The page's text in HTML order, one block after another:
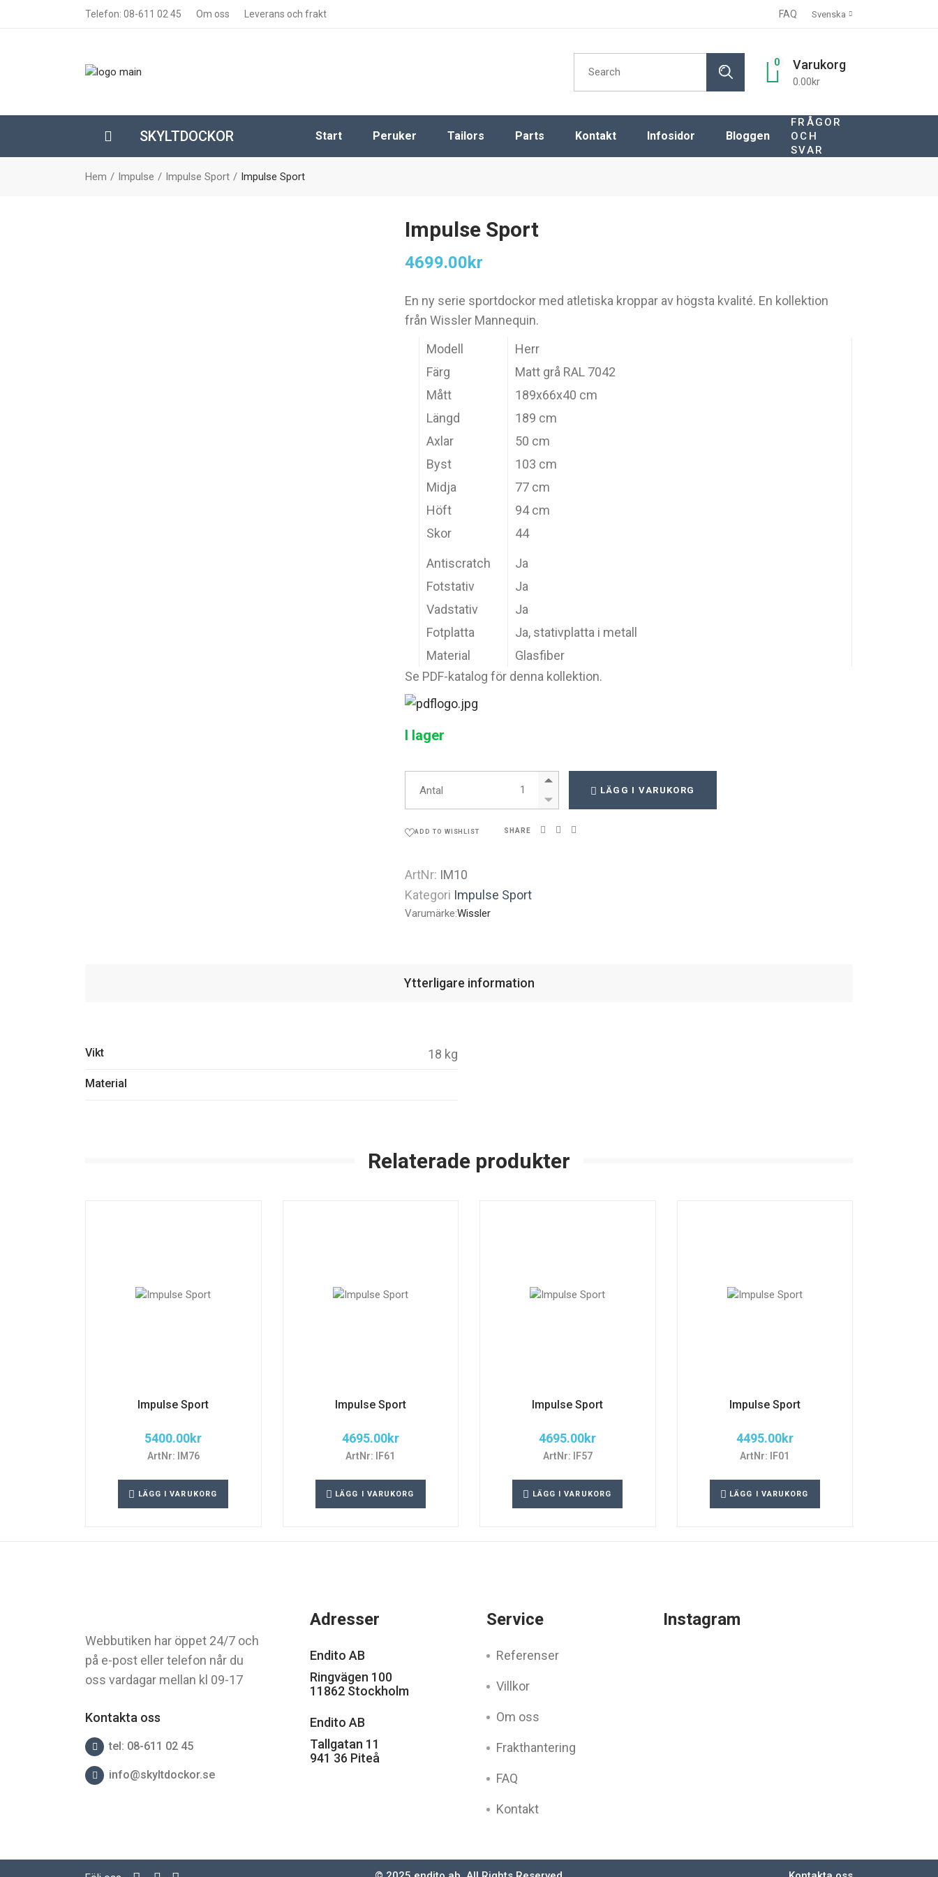
Telefon: 08-611 02 45 Om oss Leverans och frakt FAQ Svenska
Search
for:
0 Varukorg
0.00kr
SKYLTDOCKOR Start Peruker Tailors Parts
Magic Parts
Kontakt Infosidor Bloggen
FRÅGOR
OCH
SVAR
Hem Impulse Impulse Sport Impulse Sport
Impulse Sport
4699.00kr
En ny serie sportdockor med atletiska kroppar av högsta kvalité. En kollektion
från Wissler Mannequin.
Modell
Herr
Färg
Matt grå RAL 7042
Mått
189x66x40 cm
Längd
189 cm
Axlar
50 cm
Byst
103 cm
Midja
77 cm
Höft
94 cm
Skor
44
Antiscratch
Ja
Fotstativ
Ja
Vadstativ
Ja
Fotplatta
Ja, stativplatta i metall
Material
Glasfiber
Se PDF-katalog för denna kollektion.
I lager
Antal
Impulse Sport quantity
LÄGG I VARUKORG
ADD TO WISHLIST SHARE
ArtNr: IM10
Kategori Impulse Sport
Varumärke:Wissler
Ytterligare information
Vikt 18 kg
Material
Relaterade produkter
Impulse Sport
5400.00kr
ArtNr: IM76
LÄGG I VARUKORG
Impulse Sport
4695.00kr
ArtNr: IF61
LÄGG I VARUKORG
Impulse Sport
4695.00kr
ArtNr: IF57
LÄGG I VARUKORG
Impulse Sport
4495.00kr
ArtNr: IF01
LÄGG I VARUKORG
Webbutiken har öppet 24/7 och
på e-post eller telefon når du
oss vardagar mellan kl 09-17
Kontakta oss
tel: 08-611 02 45
info@skyltdockor.se
Adresser
Endito AB
Ringvägen 100
11862 Stockholm
Endito AB
Tallgatan 11
941 36 Piteå
Service
Referenser
Villkor
Om oss
Frakthantering
FAQ
Kontakt
Instagram